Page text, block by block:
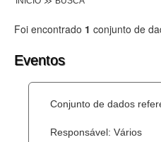
Lei de Acesso à Informação
Dados Governamentais
Foi encontrado 1 conjunto de
Eventos
Conjunto de dados
Responsável: Vários